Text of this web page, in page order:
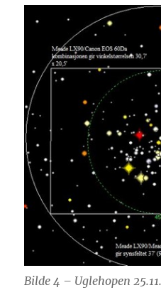
Bilde 4 – Uglehopen